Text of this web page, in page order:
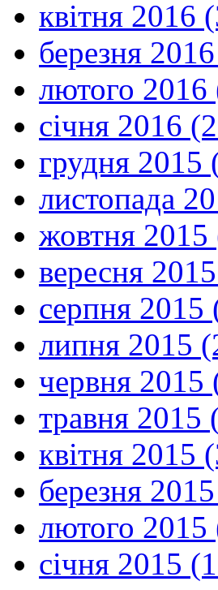
квітня 2016
березня
лютого 2016
січня 2016
грудня 2015
листопада
жовтня 2015
вересня
серпня 2015
липня 2015
червня 2015
травня 2015
квітня 2015
березня
лютого 2015
січня 2015